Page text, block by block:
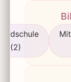
(2)